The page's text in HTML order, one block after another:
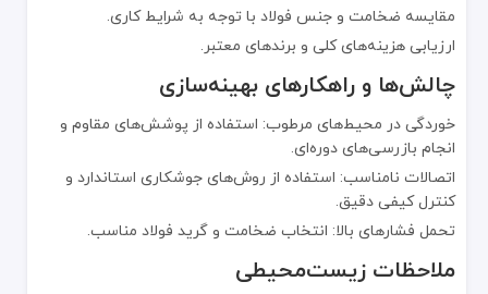
مقایسه ضخامت و جنس فولاد با توجه به شرایط کاری.
ارزیابی هزینه‌های کلی و برندهای معتبر.
چالش‌ها و راهکارهای بهینه‌سازی
خوردگی در محیط‌های مرطوب: استفاده از پوشش‌های مقاوم و
انجام بازرسی‌های دوره‌ای.
اتصالات نامناسب: استفاده از روش‌های جوشکاری استاندارد و
کنترل کیفی دقیق.
تحمل فشارهای بالا: انتخاب ضخامت و گرید فولاد مناسب.
ملاحظات زیست‌محیطی